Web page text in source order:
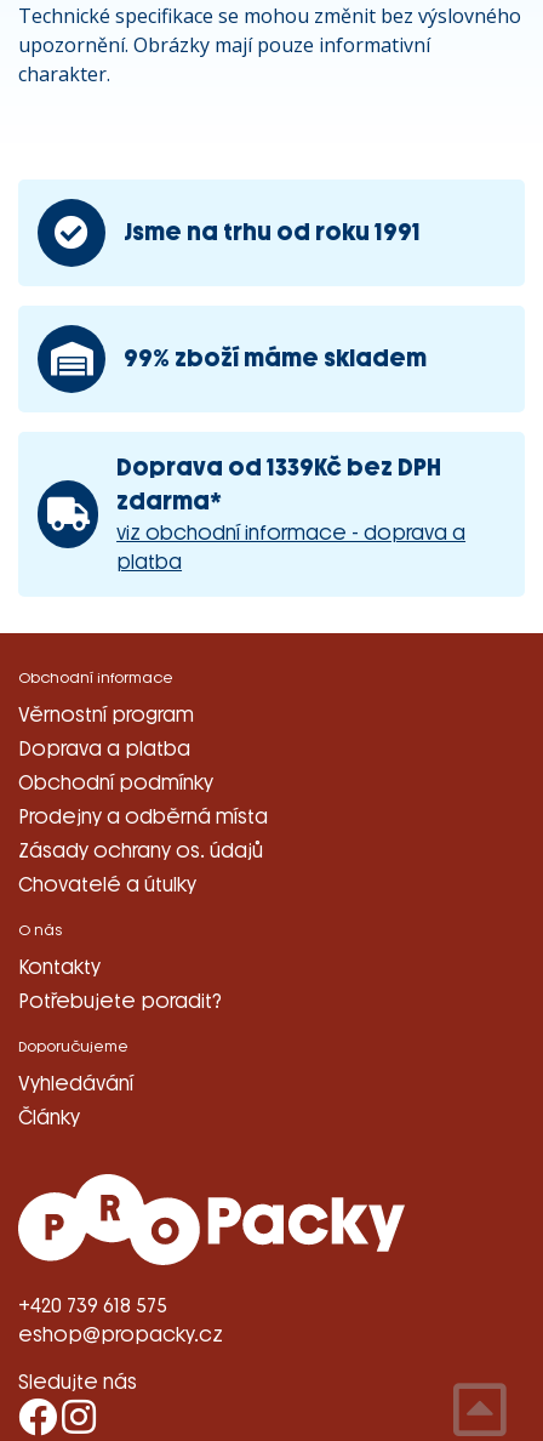
Technické specifikace se mohou změnit bez výslovného
upozornění. Obrázky mají pouze informativní
charakter.
Jsme na trhu od roku 1991
99% zboží máme skladem
Doprava od 1339Kč bez DPH
zdarma*
viz obchodní informace - doprava a
platba
+420 739 618 575
eshop@propacky.cz
Sledujte nás
Obchodní informace
Věrnostní program
Doprava a platba
Obchodní podmínky
Prodejny a odběrná místa
Zásady ochrany os. údajů
Chovatelé a útulky
O nás
Kontakty
Potřebujete poradit?
Doporučujeme
Vyhledávání
Články